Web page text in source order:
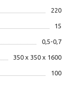
220
15
0,5-0,7
350 х 350 х 1600
100